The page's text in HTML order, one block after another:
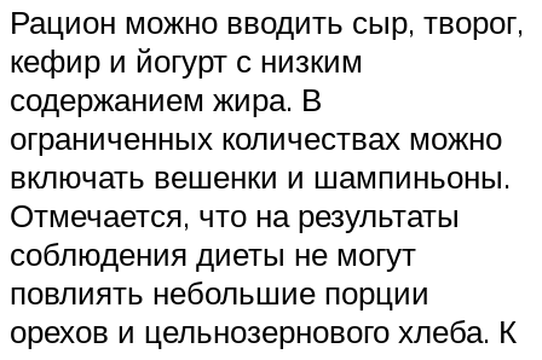
Рацион можно вводить сыр, творог,
кефир и йогурт с низким
содержанием жира. В
ограниченных количествах можно
включать вешенки и шампиньоны.
Отмечается, что на результаты
соблюдения диеты не могут
повлиять небольшие порции
орехов и цельнозернового хлеба. К